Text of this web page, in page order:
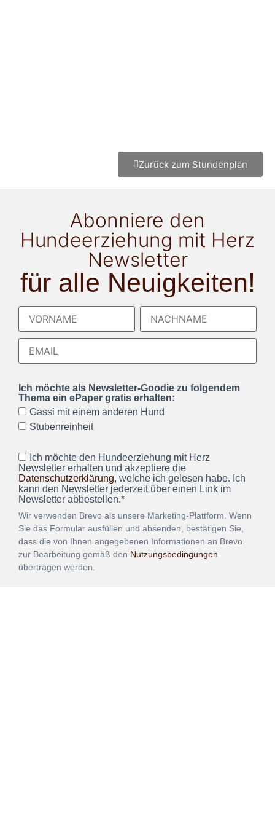
Zurück zum Stundenplan
Abonniere den
Hundeerziehung mit Herz
Newsletter
für alle Neuigkeiten!
Ich möchte als Newsletter-Goodie zu folgendem
Thema ein ePaper gratis erhalten:
Gassi mit einem anderen Hund
Stubenreinheit
Ich möchte den Hundeerziehung mit Herz
Newsletter erhalten und akzeptiere die
Datenschutzerklärung, welche ich gelesen habe. Ich
kann den Newsletter jederzeit über einen Link im
Newsletter abbestellen.*
Wir verwenden Brevo als unsere Marketing-Plattform. Wenn
Sie das Formular ausfüllen und absenden, bestätigen Sie,
dass die von Ihnen angegebenen Informationen an Brevo
zur Bearbeitung gemäß den Nutzungsbedingungen
übertragen werden.